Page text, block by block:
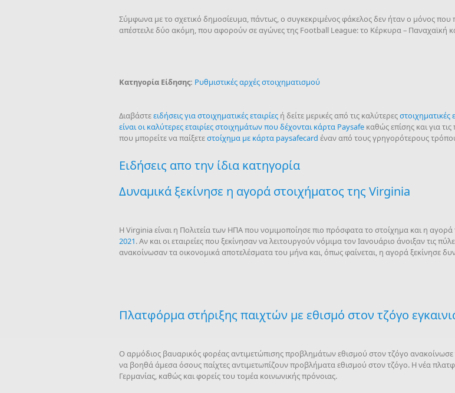
Σύμφωνα με το σχετικό δημοσίευμα, πάντως, ο συγκεκριμένος φάκελος δεν ήταν ο μόνος
απέστειλε δύο ακόμη, που αφορούν σε αγώνες της Football League: το Κέρκυρα – Παναχαϊκή
Κατηγορία Είδησης: Ρυθμιστικές αρχές στοιχηματισμού
Διαβάστεειδήσεις για στοιχηματικές εταιρίες ή δείτε μερικές από τις καλύτερεςστοιχηματικές
είναι οι καλύτερες εταιρίες στοιχημάτων που δέχονται κάρτα Paysafe καθώς επίσης και για
που μπορείτε να παίξετεστοίχημα με κάρτα paysafecard έναν από τους γρηγορότερους
Ειδήσεις απο την ίδια κατηγορία
Δυναμικά ξεκίνησε η αγορά στοιχήματος της Virginia
Η Virginia είναι η Πολιτεία των ΗΠΑ που νομιμοποίησε πιο πρόσφατα το στοίχημα και η αγορά
2021. Αν και οι εταιρείες που ξεκίνησαν να λειτουργούν νόμιμα τον Ιανουάριο άνοιξαν τις
ανακοίνωσαν τα οικονομικά αποτελέσματα του μήνα και, όπως φαίνεται, η αγορά ξεκίνησε
Πλατφόρμα στήριξης παιχτών με εθισμό στον τζόγο
Ο αρμόδιος βαυαρικός φορέας αντιμετώπισης προβλημάτων εθισμού στον τζόγο
να βοηθά άμεσα όσους παίχτες αντιμετωπίζουν προβλήματα εθισμού στον τζόγο. Η νέα
Γερμανίας, καθώς και φορείς του τομέα κοινωνικής πρόνοιας.